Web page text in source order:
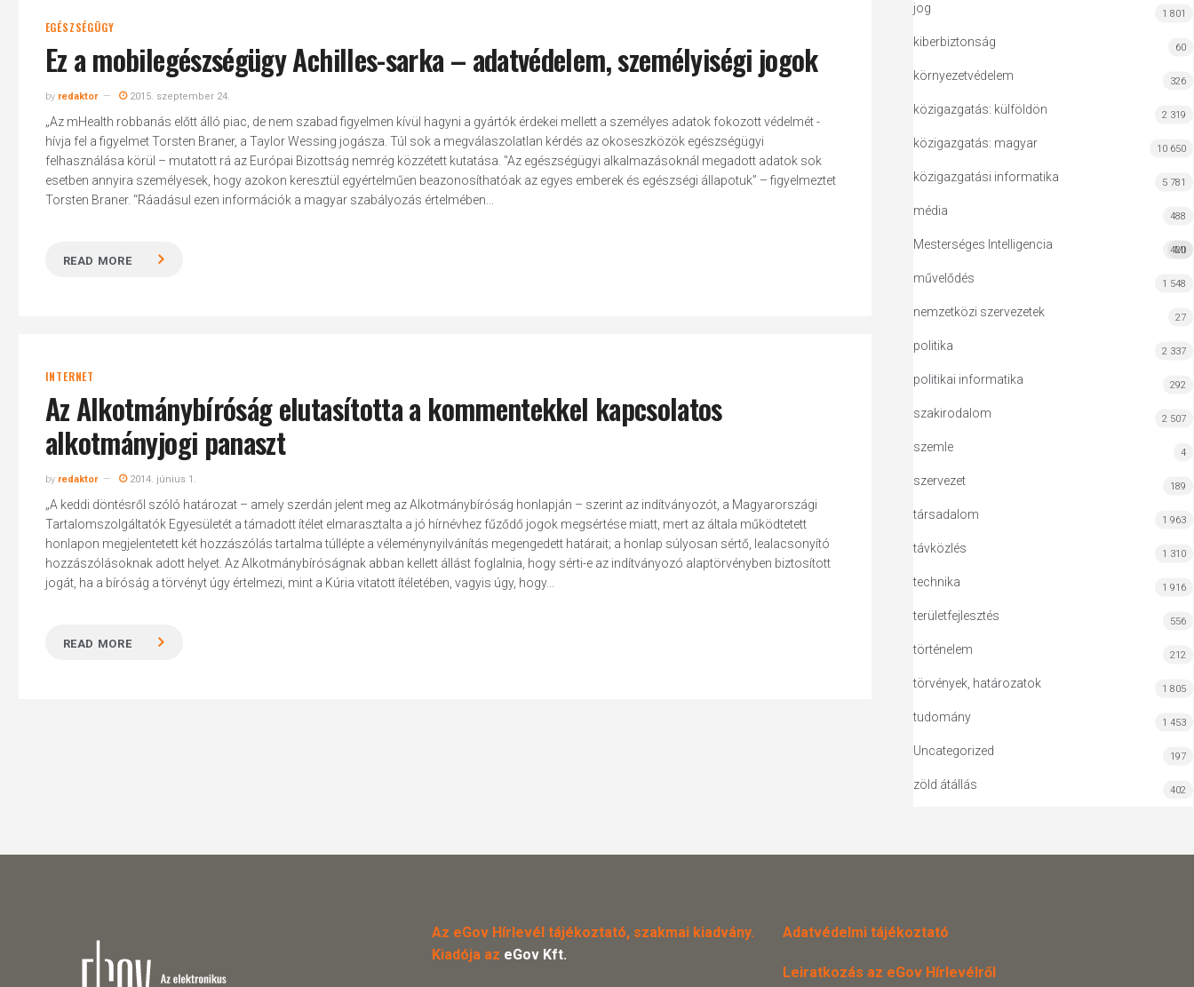
EGÉSZSÉGÜGY
Ez a mobilegészségügy Achilles-sarka – adatvédelem, személyiségi jogok
by redaktor 2015. szeptember 24.
„Az mHealth robbanás előtt álló piac, de nem szabad figyelmen kívül hagyni a gyártók érdekei mellett a személyes adatok fokozott védelmét -
hívja fel a figyelmet Torsten Braner, a Taylor Wessing jogásza. Túl sok a megválaszolatlan kérdés az okoseszközök egészségügyi
felhasználása körül – mutatott rá az Európai Bizottság nemrég közzétett kutatása. "Az egészségügyi alkalmazásoknál megadott adatok sok
esetben annyira személyesek, hogy azokon keresztül egyértelműen beazonosíthatóak az egyes emberek és egészségi állapotuk” – figyelmeztet
Torsten Braner. “Ráadásul ezen információk a magyar szabályozás értelmében...
READ MORE
INTERNET
Az Alkotmánybíróság elutasította a kommentekkel kapcsolatos
alkotmányjogi panaszt
by redaktor 2014. június 1.
„A keddi döntésről szóló határozat – amely szerdán jelent meg az Alkotmánybíróság honlapján – szerint az indítványozót, a Magyarországi
Tartalomszolgáltatók Egyesületét a támadott ítélet elmarasztalta a jó hírnévhez fűződő jogok megsértése miatt, mert az általa működtetett
honlapon megjelentetett két hozzászólás tartalma túllépte a véleménynyilvánítás megengedett határait; a honlap súlyosan sértő, lealacsonyító
hozzászólásoknak adott helyet. Az Alkotmánybíróságnak abban kellett állást foglalnia, hogy sérti-e az indítványozó alaptörvényben biztosított
jogát, ha a bíróság a törvényt úgy értelmezi, mint a Kúria vitatott ítéletében, vagyis úgy, hogy...
READ MORE
jog 1 801
kiberbiztonság 60
környezetvédelem 326
közigazgatás: külföldön 2 319
közigazgatás: magyar 10 650
közigazgatási informatika 5 781
média 488
Mesterséges Intelligencia MI
420
művelődés 1 548
nemzetközi szervezetek 27
politika 2 337
politikai informatika 292
szakirodalom 2 507
szemle 4
szervezet 189
társadalom 1 963
távközlés 1 310
technika 1 916
területfejlesztés 556
történelem 212
törvények, határozatok 1 805
tudomány 1 453
Uncategorized 197
zöld átállás 402
Az eGov Hírlevél tájékoztató, szakmai kiadvány.
Kiadója az eGov Kft.
Adatvédelmi tájékoztató
Leiratkozás az eGov Hírlevélről